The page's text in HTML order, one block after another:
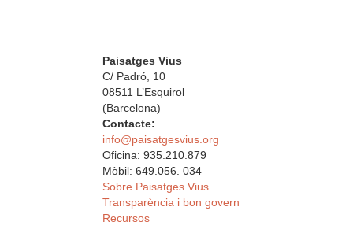
Paisatges Vius
C/ Padró, 10
08511 L’Esquirol
(Barcelona)
Contacte:
info@paisatgesvius.org
Oficina: 935.210.879
Mòbil: 649.056. 034
Sobre Paisatges Vius
Transparència i bon govern
Recursos